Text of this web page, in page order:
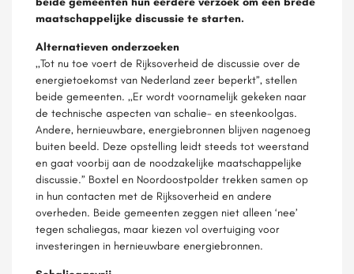
maatschappelijke discussie te starten.
Alternatieven onderzoeken
,,Tot nu toe voert de Rijksoverheid de discussie over de
energietoekomst van Nederland zeer beperkt”, stellen
beide gemeenten. ,,Er wordt voornamelijk gekeken naar
de technische aspecten van schalie- en steenkoolgas.
Andere, hernieuwbare, energiebronnen blijven nagenoeg
buiten beeld. Deze opstelling leidt steeds tot weerstand
en gaat voorbij aan de noodzakelijke maatschappelijke
discussie.” Boxtel en Noordoostpolder trekken samen op
in hun contacten met de Rijksoverheid en andere
overheden. Beide gemeenten zeggen niet alleen ‘nee’
tegen schaliegas, maar kiezen vol overtuiging voor
investeringen in hernieuwbare energiebronnen.